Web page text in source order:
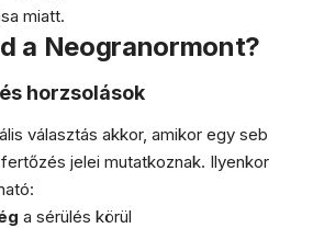
miatt.
a Neogranormont?
horzsolások
választás akkor, amikor egy seb
jelei mutatkoznak. Ilyenkor
a sérülés körül